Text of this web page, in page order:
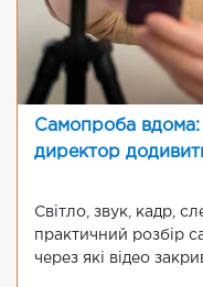
Самопроба вдома:
директор
Світло, звук, кадр,
практичний розбір
через які відео